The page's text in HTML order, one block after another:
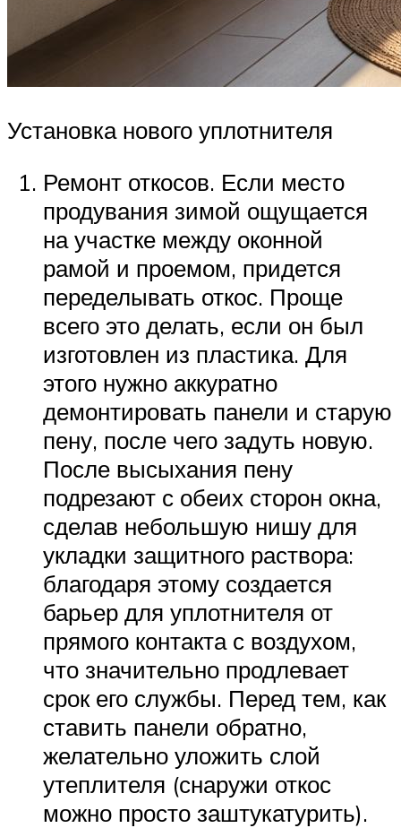
Установка нового уплотнителя
Ремонт откосов. Если место
продувания зимой ощущается
на участке между оконной
рамой и проемом, придется
переделывать откос. Проще
всего это делать, если он был
изготовлен из пластика. Для
этого нужно аккуратно
демонтировать панели и старую
пену, после чего задуть новую.
После высыхания пену
подрезают с обеих сторон окна,
сделав небольшую нишу для
укладки защитного раствора:
благодаря этому создается
барьер для уплотнителя от
прямого контакта с воздухом,
что значительно продлевает
срок его службы. Перед тем, как
ставить панели обратно,
желательно уложить слой
утеплителя (снаружи откос
можно просто заштукатурить).